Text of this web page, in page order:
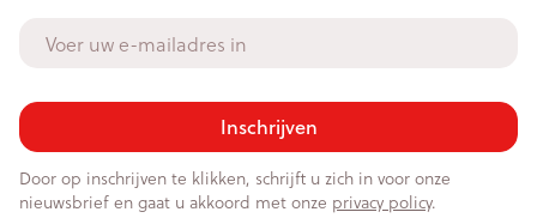
Inschrijven
Door op inschrijven te klikken, schrijft u zich in voor onze
nieuwsbrief en gaat u akkoord met onze privacy policy.